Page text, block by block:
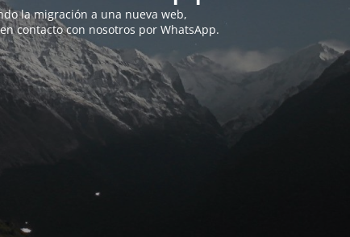
la migración a una nueva web,
contacto con nosotros por WhatsApp.